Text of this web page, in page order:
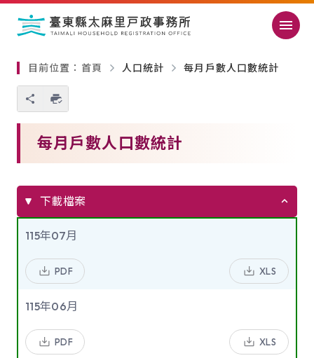
目前位置： 首頁 人口統計 每月戶數人口數統計
您也可以使用 Ctrl+P 快捷鍵
略過單元子連結
每月戶數人口數統計
下載檔案
115年07月
PDF XLS
115年06月
PDF XLS